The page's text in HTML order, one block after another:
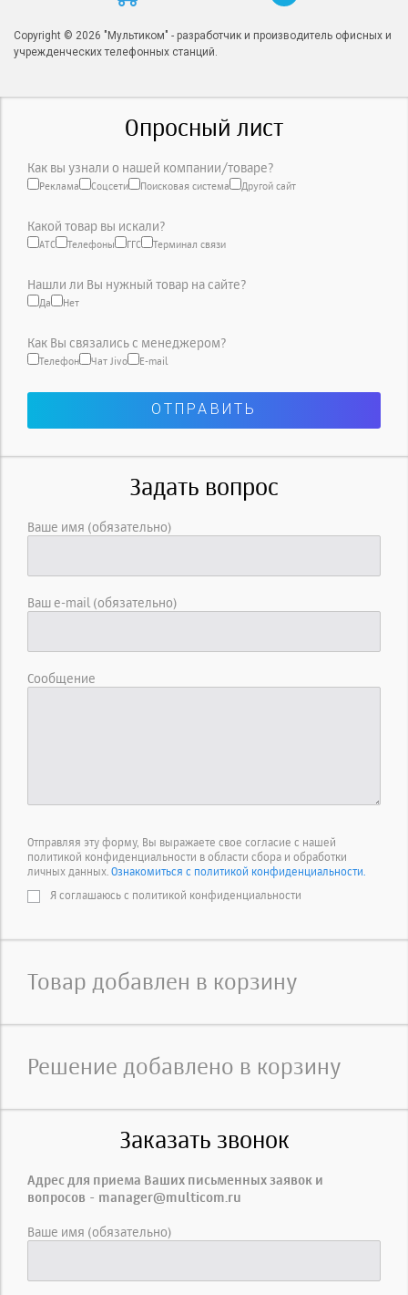
Copyright © 2026 "Мультиком" - разработчик и производитель офисных и
учрежденческих телефонных станций.
Опросный лист
Как вы узнали о нашей компании/товаре?
Реклама Соцсети Поисковая система Другой сайт
Какой товар вы искали?
АТС Телефоны ГГС Терминал связи
Нашли ли Вы нужный товар на сайте?
Да Нет
Как Вы связались с менеджером?
Телефон Чат Jivo E-mail
Задать вопрос
Ваше имя (обязательно)
Ваш e-mail (обязательно)
Сообщение
Отправляя эту форму, Вы выражаете свое согласие с нашей
политикой конфиденциальности в области сбора и обработки
личных данных. Ознакомиться с политикой конфиденциальности.
Я соглашаюсь с политикой конфиденциальности
Товар добавлен в корзину
Решение добавлено в корзину
Заказать звонок
Адрес для приема Ваших письменных заявок и
вопросов - manager@multicom.ru
Ваше имя (обязательно)